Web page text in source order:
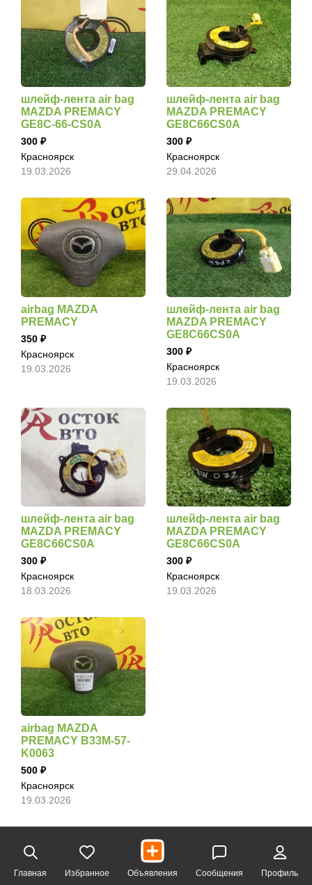
шлейф-лента air bag
MAZDA PREMACY
GE8C-66-CS0A
300
Красноярск
19.03.2026
шлейф-лента air bag
MAZDA PREMACY
GE8C66CS0A
300
Красноярск
29.04.2026
airbag MAZDA
PREMACY
350
Красноярск
19.03.2026
шлейф-лента air bag
MAZDA PREMACY
GE8C66CS0A
300
Красноярск
19.03.2026
шлейф-лента air bag
MAZDA PREMACY
GE8C66CS0A
300
Красноярск
18.03.2026
шлейф-лента air bag
MAZDA PREMACY
GE8C66CS0A
300
Красноярск
19.03.2026
airbag MAZDA
PREMACY B33M-57-
K0063
500
Красноярск
19.03.2026
Главная Избранное Объявления Сообщения Профиль